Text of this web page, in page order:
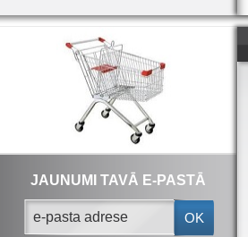
JAUNUMI TAVĀ E-PASTĀ
OK